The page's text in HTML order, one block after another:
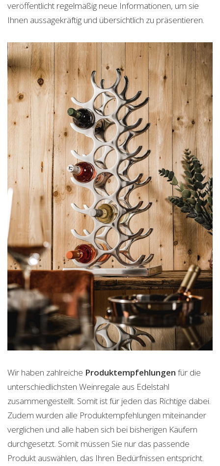
veröffentlicht regelmäßig neue Informationen, um sie
Ihnen aussagekräftig und übersichtlich zu präsentieren.
Wir haben zahlreiche Produktempfehlungen für die
unterschiedlichsten Weinregale aus Edelstahl
zusammengestellt. Somit ist für jeden das Richtige dabei.
Zudem wurden alle Produktempfehlungen miteinander
verglichen und alle haben sich bei bisherigen Käufern
durchgesetzt. Somit müssen Sie nur das passende
Produkt auswählen, das Ihren Bedürfnissen entspricht.